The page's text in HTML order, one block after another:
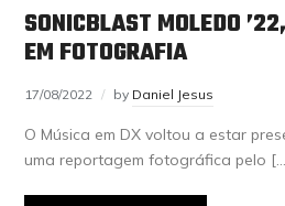
SONICBLAST MOLEDO
EM FOTOGRAFIA
17/08/2022 by Daniel Jesus
O Música em DX voltou a estar
uma reportagem fotográfica pelo